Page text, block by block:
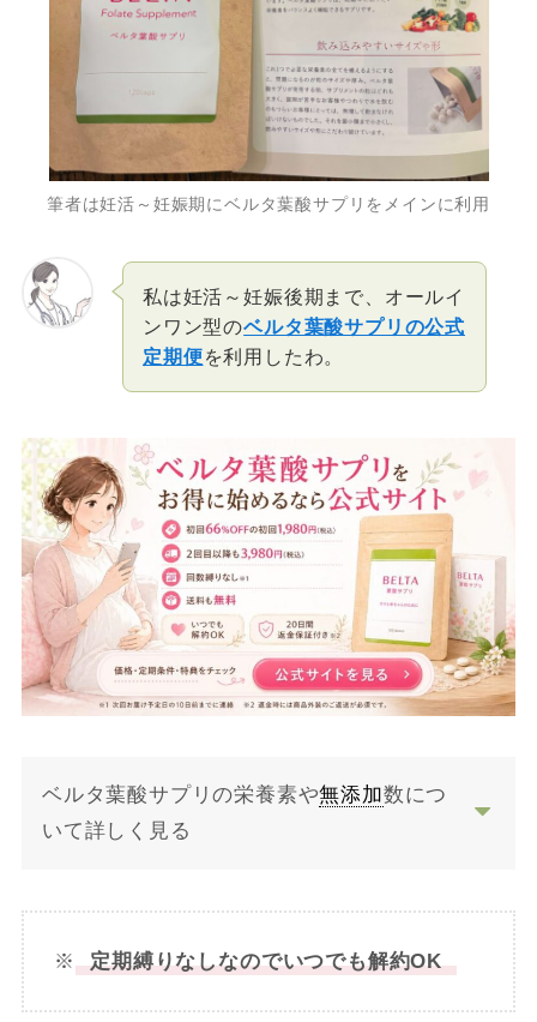
筆者は妊活～妊娠期にベルタ葉酸サプリをメインに利用
私は妊活～妊娠後期まで、オールイ
ンワン型のベルタ葉酸サプリの公式
定期便を利用したわ。
ベルタ葉酸サプリの栄養素や無添加数につ
いて詳しく見る
※ 定期縛りなしなのでいつでも解約OK